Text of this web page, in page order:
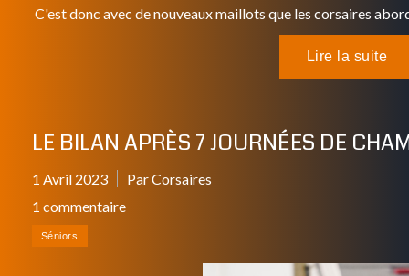
C'est donc avec de nouveaux maillots que les corsaires
LE BILAN APRÈS 7 JOURNÉES DE
1 Avril 2023
Par Corsaires
1 commentaire